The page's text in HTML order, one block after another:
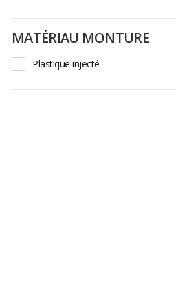
MATÉRIAU MONTURE
Plastique injecté